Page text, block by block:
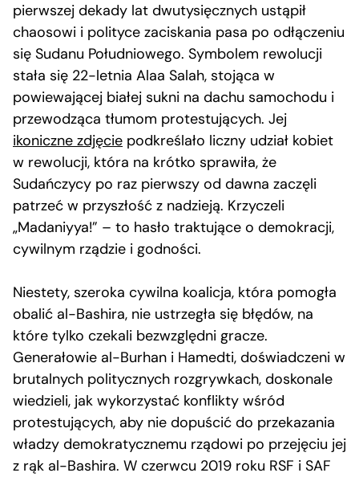
pierwszej dekady lat dwutysięcznych ustąpił
chaosowi i polityce zaciskania pasa po odłączeniu
się Sudanu Południowego. Symbolem rewolucji
stała się 22-letnia Alaa Salah, stojąca w
powiewającej białej sukni na dachu samochodu i
przewodząca tłumom protestujących. Jej
ikoniczne zdjęcie podkreślało liczny udział kobiet
w rewolucji, która na krótko sprawiła, że
Sudańczycy po raz pierwszy od dawna zaczęli
patrzeć w przyszłość z nadzieją. Krzyczeli
„Madaniyya!” – to hasło traktujące o demokracji,
cywilnym rządzie i godności.
Niestety, szeroka cywilna koalicja, która pomogła
obalić al-Bashira, nie ustrzegła się błędów, na
które tylko czekali bezwzględni gracze.
Generałowie al-Burhan i Hamedti, doświadczeni w
brutalnych politycznych rozgrywkach, doskonale
wiedzieli, jak wykorzystać konflikty wśród
protestujących, aby nie dopuścić do przekazania
władzy demokratycznemu rządowi po przejęciu jej
z rąk al-Bashira. W czerwcu 2019 roku RSF i SAF